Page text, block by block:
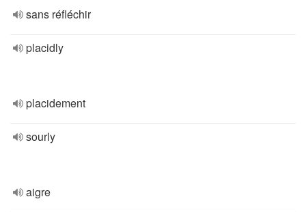
sans réfléchir
placidly
placidement
sourly
aigre